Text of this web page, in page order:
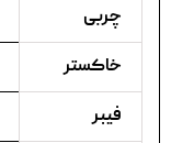
چربی
خاکستر
فیبر